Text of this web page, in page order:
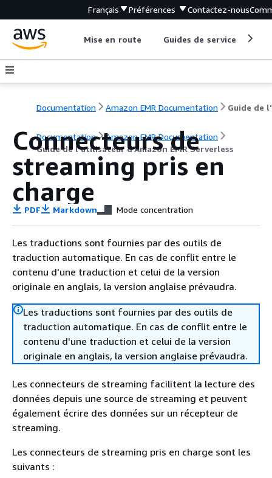
Français Préférences Contactez-nous
Mise en route Guides de service
Documentation Amazon EMR Documentation
Documentation
Amazon EMR Documentation
Guide de l'utilisateur d'Amazon EMR Serverless
Connecteurs de
streaming pris en
charge
PDF Markdown Mode concentration
Les traductions sont fournies par des outils de
traduction automatique. En cas de conflit entre le
contenu d'une traduction et celui de la version
originale en anglais, la version anglaise prévaudra.
Les traductions sont fournies par des outils de
traduction automatique. En cas de conflit entre le
contenu d'une traduction et celui de la version
originale en anglais, la version anglaise prévaudra.
Les connecteurs de streaming facilitent la lecture des
données depuis une source de streaming et peuvent
également écrire des données sur un récepteur de
streaming.
Les connecteurs de streaming pris en charge sont les
suivants :